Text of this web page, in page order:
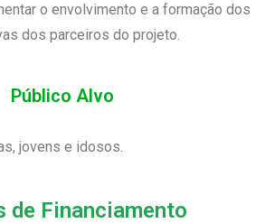
o envolvimento e a formação dos
dos parceiros do projeto.
Público Alvo
jovens e idosos.
de Financiamento